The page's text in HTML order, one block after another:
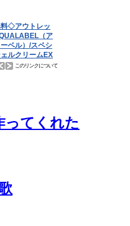
てくれた